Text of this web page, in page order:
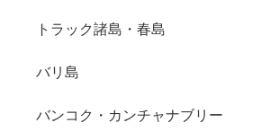
トラック諸島・春島
バリ島
バンコク・カンチャナブリー